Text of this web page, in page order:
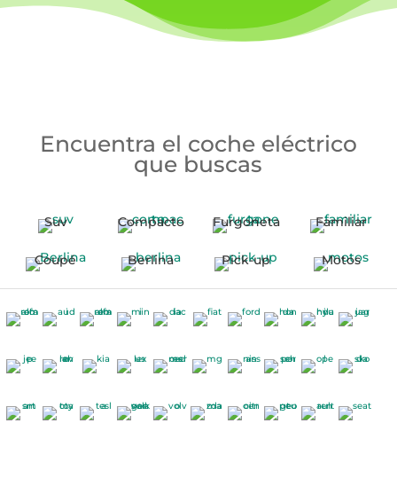
Encuentra el coche eléctrico
que buscas
Suv Compacto Furgoneta Familiar
Coupé Berlina Pick-up Motos